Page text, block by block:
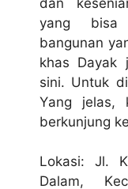
уаng
bangunan
khas Dауаk
sini. Untuk
Yаng jеlаѕ,
berkunjung kе
Lоkаѕі: Jl.
Dаlаm,